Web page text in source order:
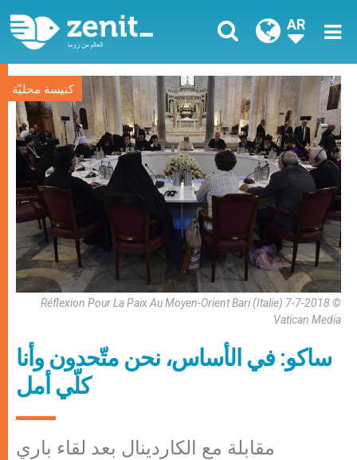
AR
كنيسة محليّة
Réflexion Pour La Paix Au Moyen-Orient Bari (Italie) 7-7-2018 ©
Vatican Media
ساكو: في الأساس، نحن متّحدون وأنا
كلّي أمل
مقابلة مع الكاردينال بعد لقاء باري